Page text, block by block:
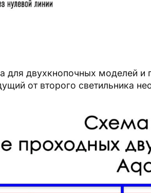
для двухкнопочных моделей и
от второго светильника